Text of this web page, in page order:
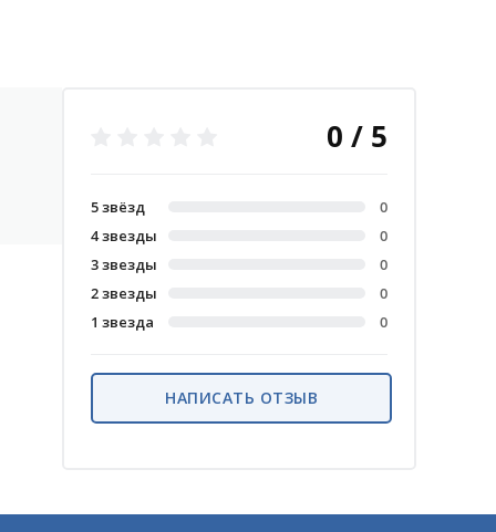
0 / 5
5 звёзд
0
4 звезды
0
3 звезды
0
2 звезды
0
1 звезда
0
НАПИСАТЬ ОТЗЫВ